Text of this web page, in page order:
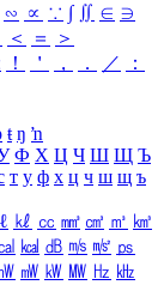
∽ ∝ ∵ ∫ ∬ ∈ ∋
＜ ＝
＞
！ ＇ ， ． ／
：
ŧ ŋ ŉ
Ф Х Ц Ч Ш Щ Ъ
т у ф х ц ч ш щ ъ
ℓ ㎘ ㏄ ㎣ ㎤ ㎥ ㎦
㎉ ㏈ ㎧ ㎨ ㎰
㎽ ㎾ ㎿ ㎐ ㎑